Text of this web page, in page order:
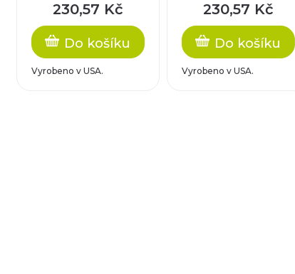
230,57 Kč
Do košíku
Vyrobeno v USA.
230,57 Kč
Do košíku
Vyrobeno v USA.